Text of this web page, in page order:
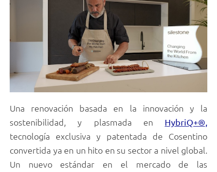
Una renovación basada en la innovación y la
sostenibilidad, y plasmada en HybriQ+®,
tecnología exclusiva y patentada de Cosentino
convertida ya en un hito en su sector a nivel global.
Un nuevo estándar en el mercado de las